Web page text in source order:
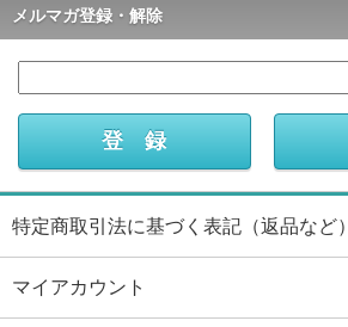
メルマガ登録・解除
特定商取引法に基づく表記（返品など）
マイアカウント